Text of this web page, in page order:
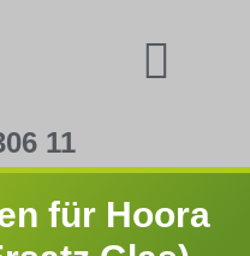
11
für Hoora